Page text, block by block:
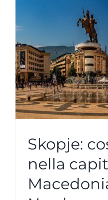
Skopje:
nella